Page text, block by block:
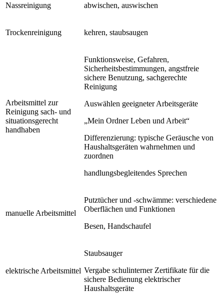
Nassreinigung abwischen, auswischen
Trockenreinigung kehren, staubsaugen
Arbeitsmittel zur
Reinigung sach- und
situationsgerecht
handhaben
Funktionsweise, Gefahren,
Sicherheitsbestimmungen, angstfreie
sichere Benutzung, sachgerechte
Reinigung
Auswählen geeigneter Arbeitsgeräte
„Mein Ordner Leben und Arbeit“
Differenzierung: typische Geräusche von
Haushaltsgeräten wahrnehmen und
zuordnen
handlungsbegleitendes Sprechen
manuelle Arbeitsmittel
Putztücher und -schwämme: verschiedene
Oberflächen und Funktionen
Besen, Handschaufel
elektrische Arbeitsmittel
Staubsauger
Vergabe schulinterner Zertifikate für die
sichere Bedienung elektrischer
Haushaltsgeräte